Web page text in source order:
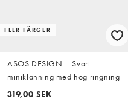
FLER FÄRGER
ASOS DESIGN – Svart
miniklänning med hög ringning
319,00 SEK